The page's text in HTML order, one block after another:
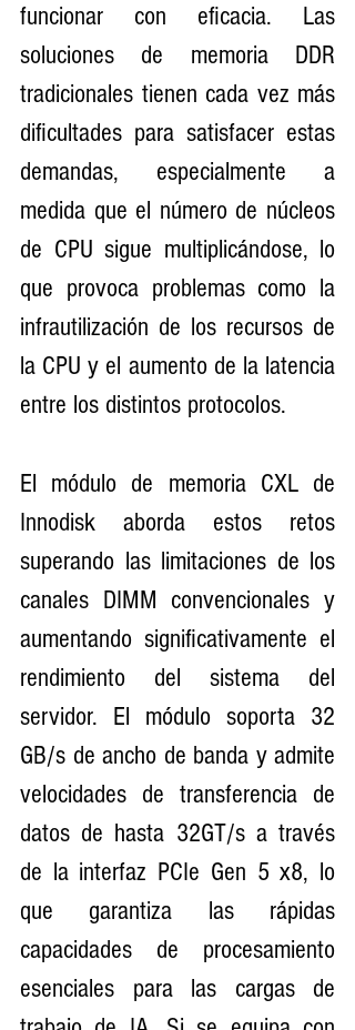
funcionar con eficacia. Las
soluciones de memoria DDR
tradicionales tienen cada vez más
dificultades para satisfacer estas
demandas, especialmente a
medida que el número de núcleos
de CPU sigue multiplicándose, lo
que provoca problemas como la
infrautilización de los recursos de
la CPU y el aumento de la latencia
entre los distintos protocolos.
El módulo de memoria CXL de
Innodisk aborda estos retos
superando las limitaciones de los
canales DIMM convencionales y
aumentando significativamente el
rendimiento del sistema del
servidor. El módulo soporta 32
GB/s de ancho de banda y admite
velocidades de transferencia de
datos de hasta 32GT/s a través
de la interfaz PCIe Gen 5 x8, lo
que garantiza las rápidas
capacidades de procesamiento
esenciales para las cargas de